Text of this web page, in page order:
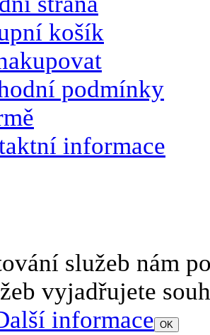
košík
podmínky
informace
služeb nám
vyjadřujete
informace